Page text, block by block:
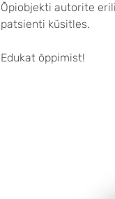
Õpiobjekti autorite
patsienti küsitles.
Edukat õppimist!